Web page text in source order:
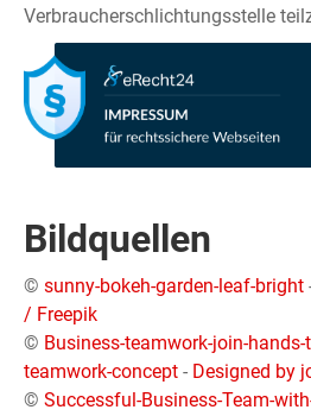
Verbraucherschlichtungsstelle
Bildquellen
© sunny-bokeh-garden-leaf-bright
/ Freepik
© Business-teamwork-join-
teamwork-concept - Designed by
© Successful-Business-Team-